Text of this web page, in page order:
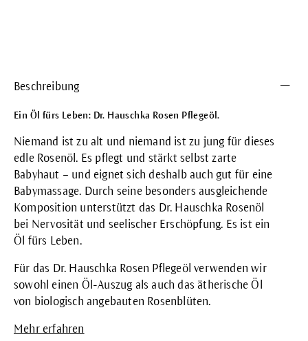
Beschreibung
Ein Öl fürs Leben: Dr. Hauschka Rosen Pflegeöl.
Niemand ist zu alt und niemand ist zu jung für dieses
edle Rosenöl. Es pflegt und stärkt selbst zarte
Babyhaut – und eignet sich deshalb auch gut für eine
Babymassage. Durch seine besonders ausgleichende
Komposition unterstützt das Dr. Hauschka Rosenöl
bei Nervosität und seelischer Erschöpfung. Es ist ein
Öl fürs Leben.
Für das Dr. Hauschka Rosen Pflegeöl verwenden wir
sowohl einen Öl-Auszug als auch das ätherische Öl
von biologisch angebauten Rosenblüten.
Mehr erfahren